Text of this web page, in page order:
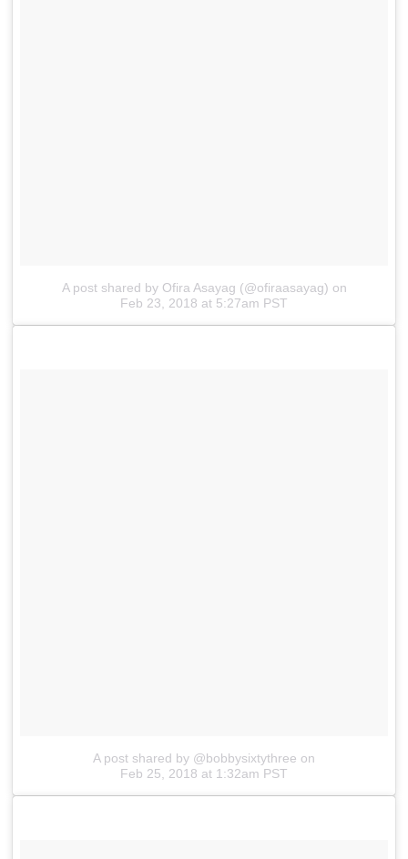
A post shared by Ofira Asayag (@ofiraasayag) on
Feb 23, 2018 at 5:27am PST
A post shared by @bobbysixtythree on
Feb 25, 2018 at 1:32am PST